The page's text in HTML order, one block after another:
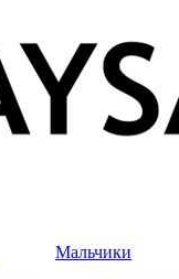
Мальчики